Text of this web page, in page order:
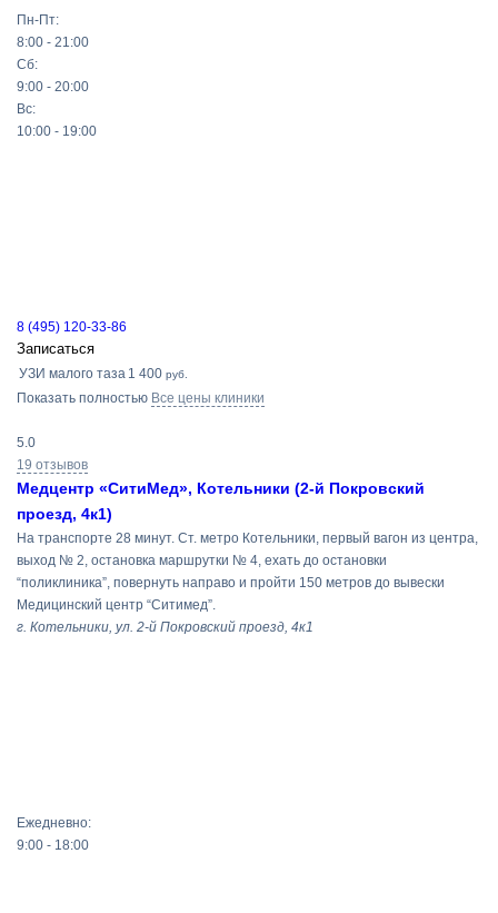
Пн-Пт:
8:00 - 21:00
Сб:
9:00 - 20:00
Вс:
10:00 - 19:00
8 (495) 120-33-86
Записаться
УЗИ малого таза 1 400 руб.
Показать полностью Все цены клиники
5.0
19 отзывов
Медцентр «СитиМед», Котельники (2-й Покровский
проезд, 4к1)
На транспорте 28 минут. Ст. метро Котельники, первый вагон из центра,
выход № 2, остановка маршрутки № 4, ехать до остановки
“поликлиника”, повернуть направо и пройти 150 метров до вывески
Медицинский центр “Ситимед”.
г. Котельники, ул. 2-й Покровский проезд, 4к1
Ежедневно:
9:00 - 18:00